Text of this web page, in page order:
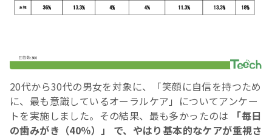
20代から30代の男女を対象に、「笑顔に自信を持つため
に、最も意識しているオーラルケア」についてアンケー
トを実施しました。その結果、最も多かったのは
「毎日
の歯みがき（40％）」 で、やはり基本的なケアが重視さ